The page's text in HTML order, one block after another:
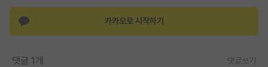
특수/전문대학원 게시판
반도체/AI 게시판
장학금/장학생 게시판
카카오로 시작하기
댓글 1개 댓글쓰기